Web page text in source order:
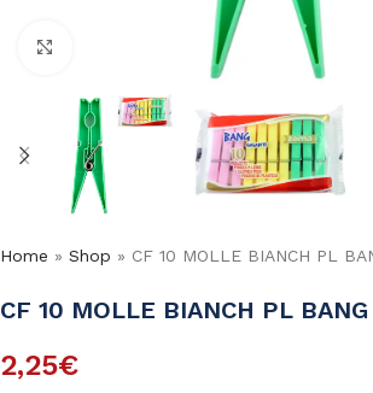
Home » Shop » CF 10 MOLLE BIANCH PL
CF 10 MOLLE BIANCH PL BANG
2,25€